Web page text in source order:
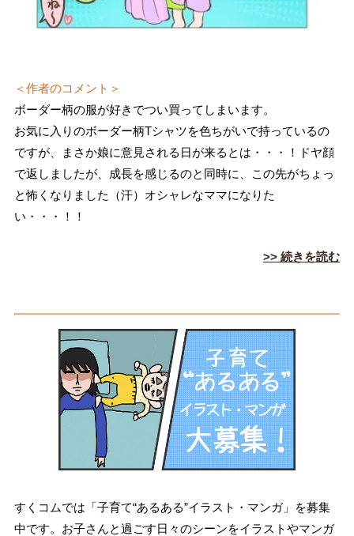
＜作者のコメント＞
ボーダー柄の服が好きでつい買ってしまいます。
お気に入りのボーダー柄Tシャツを色ちがいで持っているの
ですが、まさか娘に意見される日が来るとは・・・！ドヤ顔
で返しましたが、成長を感じるのと同時に、この先がちょっ
と怖くなりました（汗）オシャレなママになりた
い・・・！！
>> 続きを読む
すくコムでは「子育て“あるある”イラスト・マンガ」を募集
中です。お子さんと過ごす日々のシーンをイラストやマンガ